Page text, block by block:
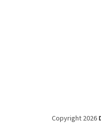
Copyright 2026